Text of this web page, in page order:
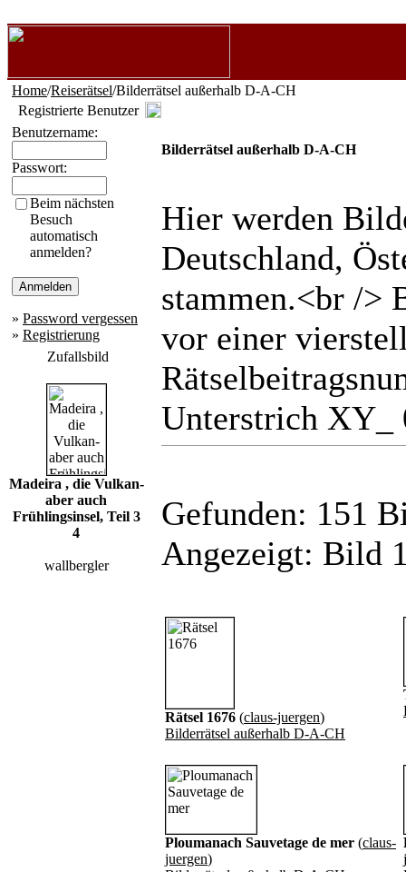
Home/Reiserätsel/Bilderrätsel außerhalb D-A-CH
Registrierte Benutzer
Benutzername:
Passwort:
Beim nächsten
Besuch
automatisch
anmelden?
» Password vergessen
» Registrierung
Zufallsbild
Madeira , die Vulkan-
aber auch
Frühlingsinsel, Teil 3
4
wallbergler
Bilderrätsel außerhalb D-A-CH
Hier werden
Deutschland,
stammen.<br />
vor einer
Unterstrich XY_
Gefunden: 151
Angezeigt: Bild
Rätsel 1676 (claus-juergen)
Bilderrätsel außerhalb D-A-CH
Ploumanach Sauvetage de mer (claus-
juergen)